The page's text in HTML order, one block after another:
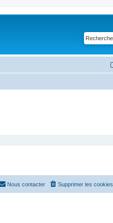
Supprimer les cookies
Nous contacter